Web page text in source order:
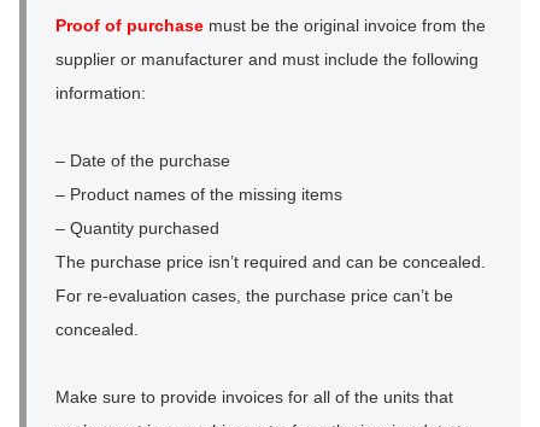
Proof of purchase must be the original invoice from the
supplier or manufacturer and must include the following
information:
– Date of the purchase
– Product names of the missing items
– Quantity purchased
The purchase price isn’t required and can be concealed.
For re-evaluation cases, the purchase price can’t be
concealed.
Make sure to provide invoices for all of the units that